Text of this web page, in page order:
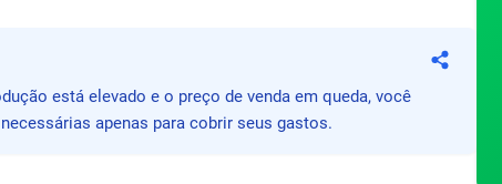
está elevado e o preço de venda em queda, você
apenas para cobrir seus gastos.